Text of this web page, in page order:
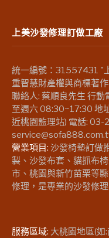
上美沙發修理訂做工廠
統一編號：31557431 "
重智慧財產權與商標著作
聯絡人: 蔡順良先生 行
至週六 08:30~17:30 地
近桃園監理站) 電話:
營業項目: 沙發椅墊訂做
製、沙發布套、貓抓布
市、桃園與新竹苗栗等
修理，是專業的沙發修
服務區域: 大桃園地區(如: